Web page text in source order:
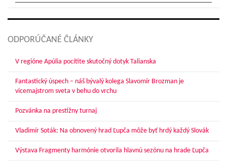
ODPORÚČANÉ ČLÁNKY
V regióne Apúlia pocítite skutočný dotyk Talianska
Fantastický úspech – náš bývalý kolega Slavomír Brozman je
vicemajstrom sveta v behu do vrchu
Pozvánka na prestížny turnaj
Vladimír Soták: Na obnovený hrad Ľupča môže byť hrdý každý Slovák
Výstava Fragmenty harmónie otvorila hlavnú sezónu na hrade Ľupča